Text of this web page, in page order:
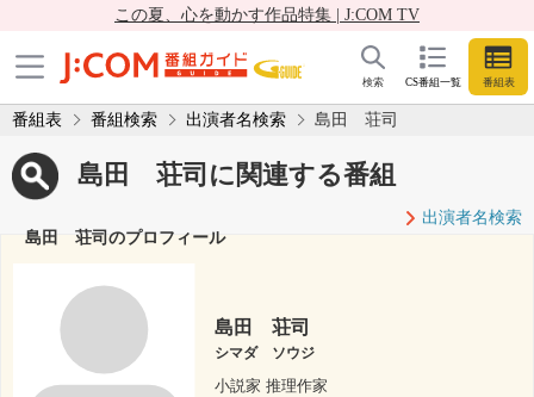
この夏、心を動かす作品特集 | J:COM TV
CS番組一覧 番組表
検索
番組表 番組検索 出演者名検索 島田 荘司
島田 荘司に関連する番組
出演者名検索
島田 荘司のプロフィール
島田 荘司
シマダ ソウジ
小説家 推理作家